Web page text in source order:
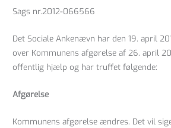
Sags nr.2012-066566
Det Sociale Ankenævn har den 19. april
over Kommunens afgørelse af 26. april
offentlig hjælp og har truffet følgende:
Afgørelse
Kommunens afgørelse ændres. Det vil